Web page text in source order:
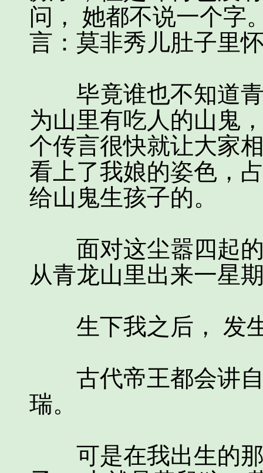
问， 她都不说一个字
言：莫非秀儿肚子里
毕竟谁也不知道青
为山里有吃人的山鬼
个传言很快就让大家
看上了我娘的姿色，
给山鬼生孩子的。
面对这尘嚣四起的
从青龙山里出来一星
生下我之后， 发
古代帝王都会讲自
瑞。
可是在我出生的那